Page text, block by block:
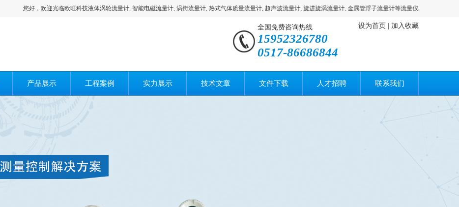
您好，欢迎光临欧旺科技液体涡轮流量计, 智能电磁流量计, 涡街流量计, 热式气体质量流量计, 超声波流量计, 旋进旋涡流量计, 金属管浮子流量计等流量仪表网站！产品外观以
设为首页 加入收藏
全国免费咨询热线
15952326780
0517-86686844
产品展示 工程案例 实力展示 技术文章 文件下载 人才招聘 联系我们